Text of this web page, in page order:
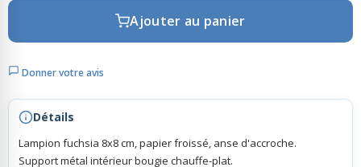
Rubans Tulle Organdi
Ajouter au panier
Donner votre avis
Détails
Lampion fuchsia 8x8 cm, papier froissé, anse d'accroche.
Support métal intérieur bougie chauffe-plat.